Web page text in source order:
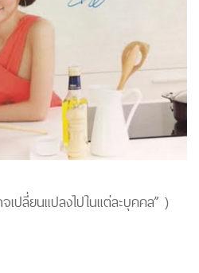
ปลี่ยนแปลงไปในแต่ละบุคคล” )